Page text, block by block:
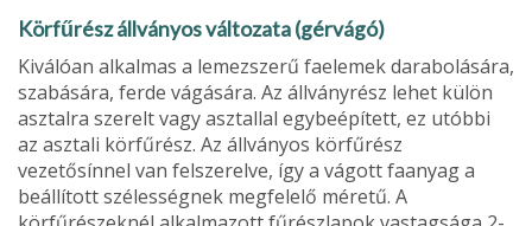
Körfűrész állványos változata (gérvágó)
Kiválóan alkalmas a lemez­szerű faelemek darabolására,
szabására, ferde vágására. Az állványrész lehet külön
asztalra szerelt vagy asztallal egybeépített, ez utóbbi
az asztali körfűrész. Az állvá­nyos körfűrész
vezetősínnel van felszerelve, így a vágott faanyag a
beállított szélességnek megfelelő méretű. A